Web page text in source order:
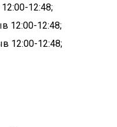
12:48;
12:00-12:48;
12:00-12:48;